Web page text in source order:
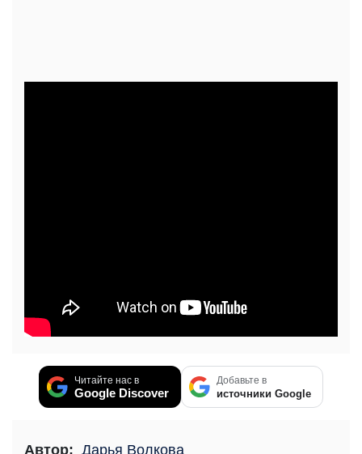
Читайте нас в
Google Discover
Добавьте в
источники Google
Автор: Дарья Волкова